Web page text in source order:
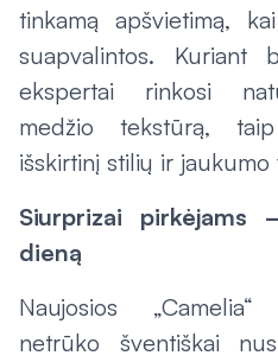
tinkamą apšvietimą,
suapvalintos. Kuriant
ekspertai rinkosi
medžio tekstūrą,
išskirtinį stilių ir jaukumo
Siurprizai
dieną
Naujosios
netrūko šventiškai